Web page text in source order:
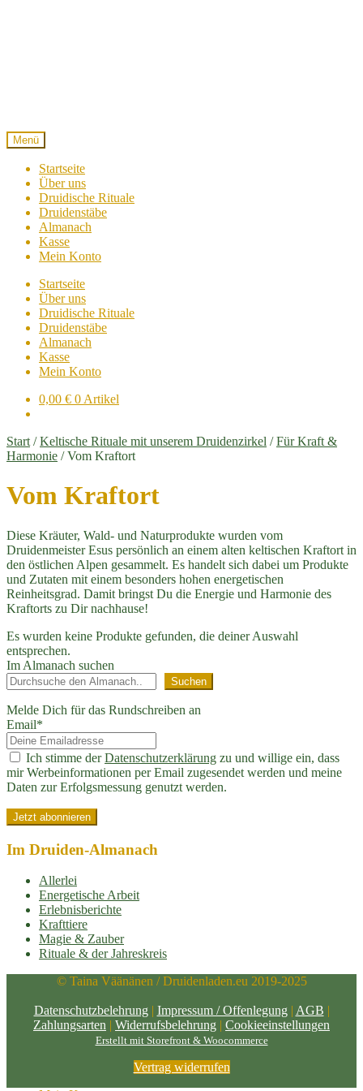
Menü
Startseite
Über uns
Druidische Rituale
Druidenstäbe
Almanach
Kasse
Mein Konto
Startseite
Über uns
Druidische Rituale
Druidenstäbe
Almanach
Kasse
Mein Konto
0,00 € 0 Artikel
Start /Keltische Rituale mit unserem Druidenzirkel /Für Kraft &
Harmonie /Vom Kraftort
Vom Kraftort
Diese Kräuter, Wald- und Naturprodukte wurden vom
Druidenmeister Esus persönlich an einem alten keltischen Kraftort in
den östlichen Alpen gesammelt. Es handelt sich dabei um Produkte
und Zutaten mit einem besonders hohen energetischen
Reinheitsgrad. Damit bringst Du die Energie und Harmonie des
Kraftorts zu Dir nachhause!
Es wurden keine Produkte gefunden, die deiner Auswahl
entsprechen.
Im Almanach suchen
Suchen
Melde Dich für das Rundschreiben an
Email*
Ich stimme derDatenschutzerklärung zu und willige ein, dass
mir Werbeinformationen per Email zugesendet werden und meine
Daten zur Erfolgsmessung genutzt werden.
Im Druiden-Almanach
Allerlei
Energetische Arbeit
Erlebnisberichte
Krafttiere
Magie & Zauber
Rituale & der Jahreskreis
© Taina Väänänen / Druidenladen.eu 2019-2025
Datenschutzbelehrung| Impressum / Offenlegung| AGB |
Zahlungsarten | Widerrufsbelehrung | Cookieeinstellungen
Erstellt mit Storefront & Woocommerce
Vertrag widerrufen